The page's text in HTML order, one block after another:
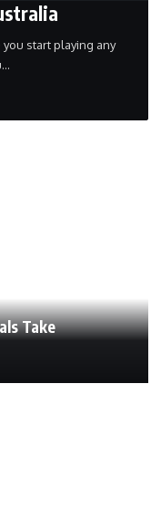
you start playing any
Take